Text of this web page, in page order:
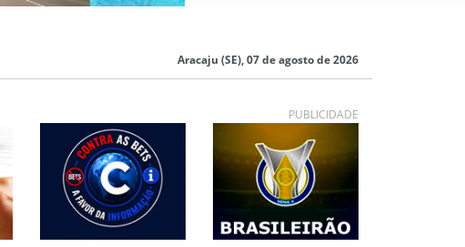
Aracaju (SE), 07 de agosto de 2026
PUBLICIDADE